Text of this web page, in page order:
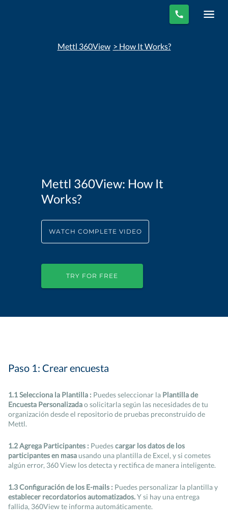
Mettl 360View > How It Works?
Mettl 360View: How It
Works?
WATCH COMPLETE VIDEO
TRY FOR FREE
Paso 1: Crear encuesta
1.1 Selecciona la Plantilla : Puedes seleccionar la Plantilla de
Encuesta Personalizadao solicitarla según las necesidades de tu
organización desde el repositorio de pruebas preconstruido de
Mettl.
1.2 Agrega Participantes : Puedescargar los datos de los
participantes en masa usando una plantilla de Excel, y si cometes
algún error, 360 View los detecta y rectifica de manera inteligente.
1.3 Configuración de los E-mails : Puedes personalizar la plantilla y
establecer recordatorios automatizados.Y si hay una entrega
fallida, 360View te informa automáticamente.